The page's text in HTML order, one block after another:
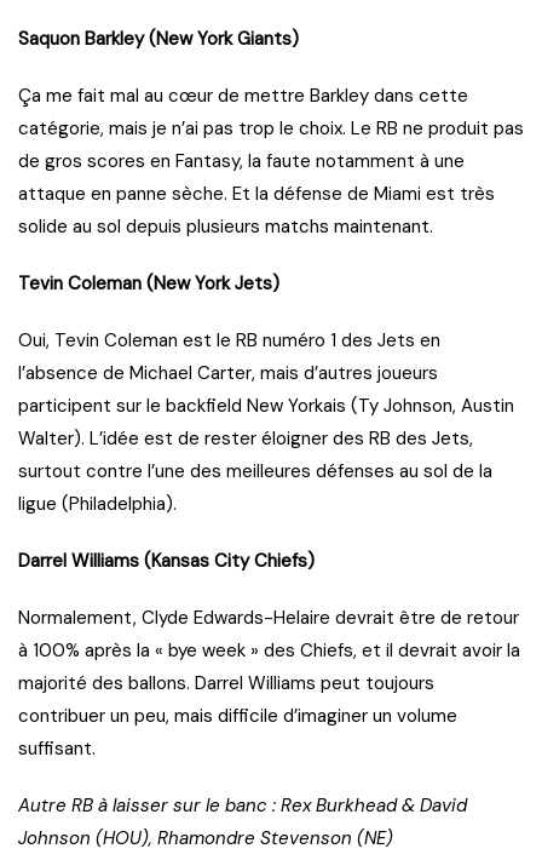
Saquon Barkley (New York Giants)
Ça me fait mal au cœur de mettre Barkley dans cette
catégorie, mais je n’ai pas trop le choix. Le RB ne produit pas
de gros scores en Fantasy, la faute notamment à une
attaque en panne sèche. Et la défense de Miami est très
solide au sol depuis plusieurs matchs maintenant.
Tevin Coleman (New York Jets)
Oui, Tevin Coleman est le RB numéro 1 des Jets en
l’absence de Michael Carter, mais d’autres joueurs
participent sur le backfield New Yorkais (Ty Johnson, Austin
Walter). L’idée est de rester éloigner des RB des Jets,
surtout contre l’une des meilleures défenses au sol de la
ligue (Philadelphia).
Darrel Williams (Kansas City Chiefs)
Normalement, Clyde Edwards-Helaire devrait être de retour
à 100% après la « bye week » des Chiefs, et il devrait avoir la
majorité des ballons. Darrel Williams peut toujours
contribuer un peu, mais difficile d’imaginer un volume
suffisant.
Autre RB à laisser sur le banc : Rex Burkhead & David
Johnson (HOU), Rhamondre Stevenson (NE)